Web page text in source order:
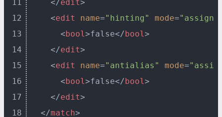
11
12
13
14
15
16
17
18
</edit>
<edit name="hinting" mode="assign"
< bool>false</ bool>
</edit>
<edit name="antialias" mode=
< bool>false</ bool>
</edit>
</match>